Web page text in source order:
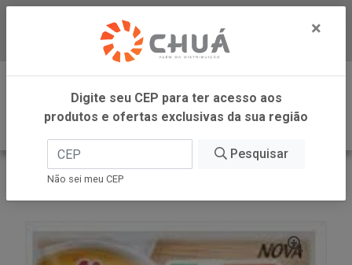
Baixe já nosso APP
0
INÍCIO
AJINOMOTO
×
Digite seu CEP para ter acesso aos
produtos e ofertas exclusivas da sua região
Pesquisar
Não sei meu CEP